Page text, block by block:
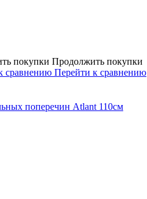
покупки Продолжить покупки
сравнению Перейти к сравнению
поперечин Atlant 110см